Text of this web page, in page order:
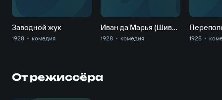
Заводной жук
1928 комедия
Иван да Марья (Шиворот-навыворот)
1928 комедия 1928
От режиссёра